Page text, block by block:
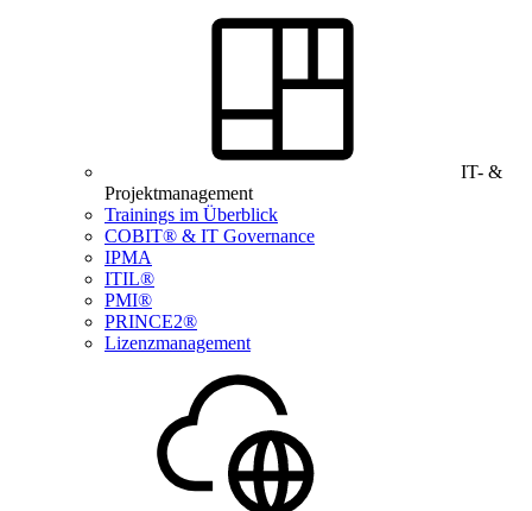
IT- &
Projektmanagement
Trainings im Überblick
COBIT® & IT Governance
IPMA
ITIL®
PMI®
PRINCE2®
Lizenzmanagement